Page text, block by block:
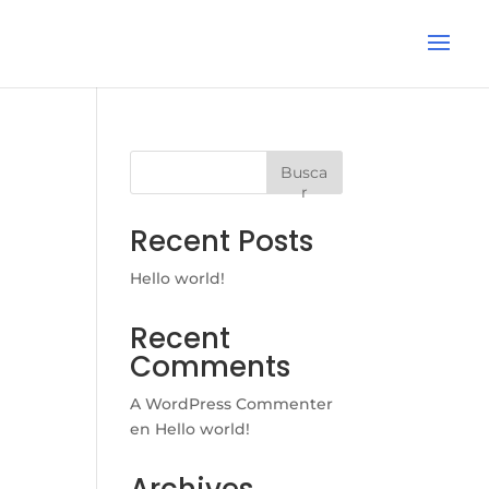
Busca
r
Recent Posts
Hello world!
Recent
Comments
A WordPress Commenter
en Hello world!